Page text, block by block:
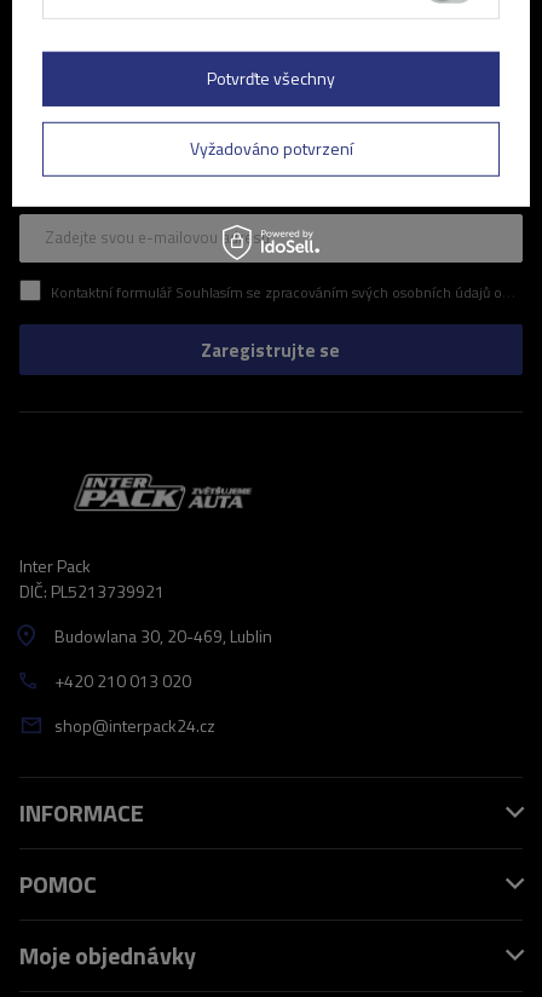
Připojte se k nám
Pravidelné informace o nejnovějších akcích a slevách v našem
obchodě. Zní to zajímavě? Přihlaste se k odběru našeho newsletteru
a ujistěte se, že vám neunikne žádná z atraktivních nabídek, které pro
vás připravujeme.
Zadejte svou e-mailovou adresu
Kontaktní formulář Souhlasím se zpracováním svých osobních údajů obsažených v kontaktním formuláři v souladu s nařízením Evropského parlamentu a Rady (EU)
Zaregistrujte se
Inter Pack
DIČ: PL5213739921
Budowlana 30, 20-469, Lublin
+420 210 013 020
shop@interpack24.cz
INFORMACE
POMOC
Moje objednávky
Vyžadováno potvrzení
Potvrďte všechny